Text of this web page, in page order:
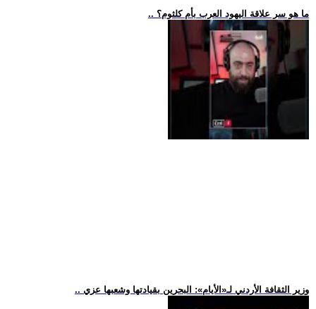
.. ما هو سر علاقة اليهود العرب بأم كلثوم؟
.. وزير الثقافة الأردني لـ«الأيام»: البحرين بقيادتها وشعبها عزي